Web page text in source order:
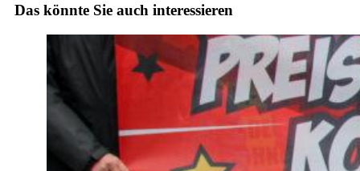
Das könnte Sie auch interessieren